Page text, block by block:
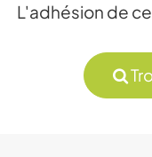
L'adhésion de